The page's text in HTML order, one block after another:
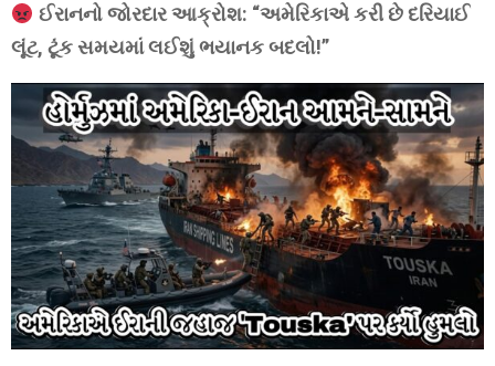
ઈરાનનો જોરદાર આક્રોશ: “અમેરિકાએ કરી છે દરિયાઈ
લૂંટ, ટૂંક સમયમાં લઈશું ભયાનક બદલો!”